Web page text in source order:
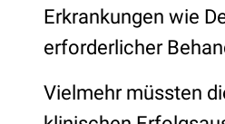
Erkrankungen wie
erforderlicher
Vielmehr müssten